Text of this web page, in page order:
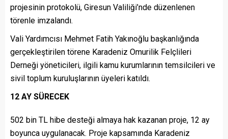
projesinin protokolü, Giresun Valiliği’nde düzenlenen
törenle imzalandı.
Vali Yardımcısı Mehmet Fatih Yakınoğlu başkanlığında
gerçekleştirilen törene Karadeniz Omurilik Felçlileri
Derneği yöneticileri, ilgili kamu kurumlarının temsilcileri ve
sivil toplum kuruluşlarının üyeleri katıldı.
12 AY SÜRECEK
502 bin TL hibe desteği almaya hak kazanan proje, 12 ay
boyunca uygulanacak. Proje kapsamında Karadeniz